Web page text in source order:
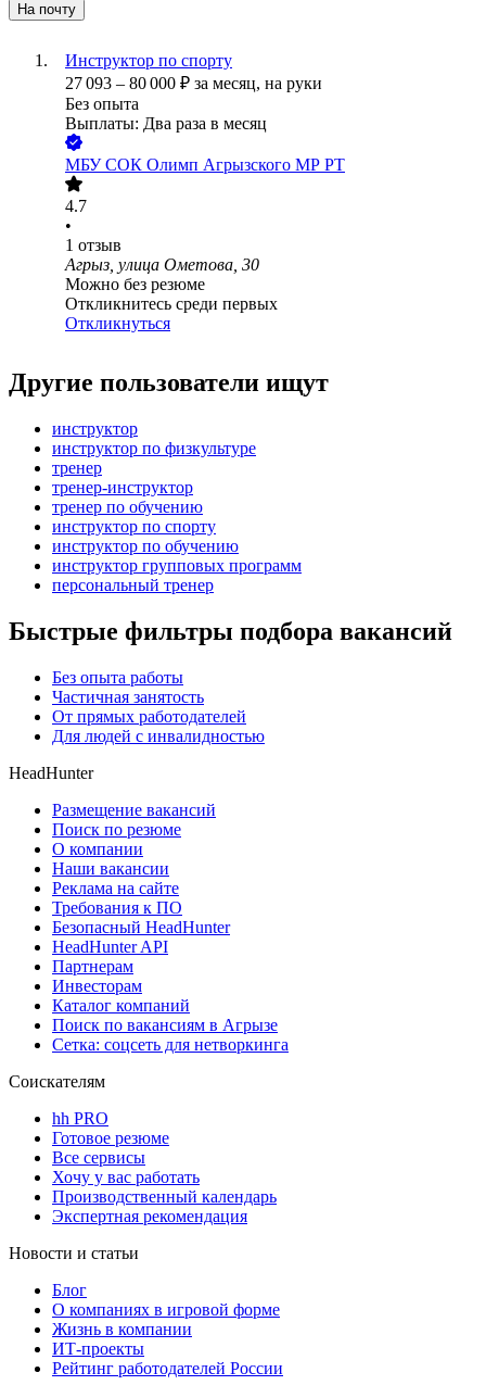
На почту
Инструктор по спорту
27 093 – 80 000 ₽ за месяц, на руки
Без опыта
Выплаты: Два раза в месяц
МБУ СОК Олимп Агрызского МР РТ
4.7
•
1 отзыв
Агрыз, улица Ометова, 30
Можно без резюме
Откликнитесь среди первых
Откликнуться
Другие пользователи ищут
инструктор
инструктор по физкультуре
тренер
тренер-инструктор
тренер по обучению
инструктор по спорту
инструктор по обучению
инструктор групповых программ
персональный тренер
Быстрые фильтры подбора вакансий
Без опыта работы
Частичная занятость
От прямых работодателей
Для людей с инвалидностью
HeadHunter
Размещение вакансий
Поиск по резюме
О компании
Наши вакансии
Реклама на сайте
Требования к ПО
Безопасный HeadHunter
HeadHunter API
Партнерам
Инвесторам
Каталог компаний
Поиск по вакансиям в Агрызе
Сетка: соцсеть для нетворкинга
Соискателям
hh PRO
Готовое резюме
Все сервисы
Хочу у вас работать
Производственный календарь
Экспертная рекомендация
Новости и статьи
Блог
О компаниях в игровой форме
Жизнь в компании
ИТ-проекты
Рейтинг работодателей России